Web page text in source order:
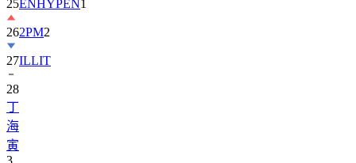
25ENHYPEN1
262PM2
27ILLIT
28
丁
海
寅
3